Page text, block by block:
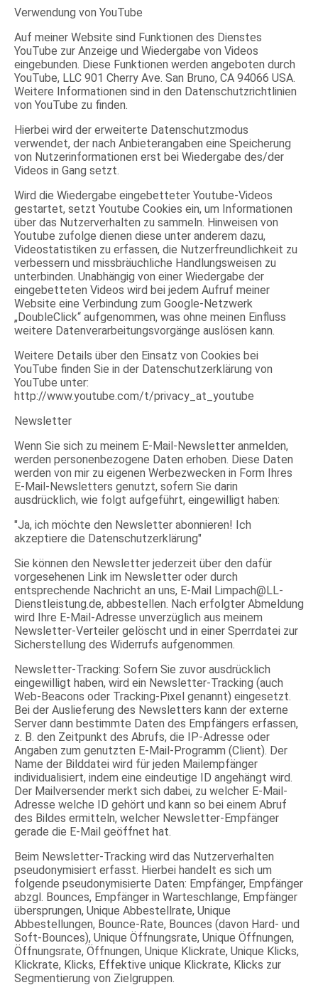
Verwendung von YouTube
Auf meiner Website sind Funktionen des Dienstes
YouTube zur Anzeige und Wiedergabe von Videos
eingebunden. Diese Funktionen werden angeboten durch
YouTube, LLC 901 Cherry Ave. San Bruno, CA 94066 USA.
Weitere Informationen sind in den Datenschutzrichtlinien
von YouTube zu finden.
Hierbei wird der erweiterte Datenschutzmodus
verwendet, der nach Anbieterangaben eine Speicherung
von Nutzerinformationen erst bei Wiedergabe des/der
Videos in Gang setzt.
Wird die Wiedergabe eingebetteter Youtube-Videos
gestartet, setzt Youtube Cookies ein, um Informationen
über das Nutzerverhalten zu sammeln. Hinweisen von
Youtube zufolge dienen diese unter anderem dazu,
Videostatistiken zu erfassen, die Nutzerfreundlichkeit zu
verbessern und missbräuchliche Handlungsweisen zu
unterbinden. Unabhängig von einer Wiedergabe der
eingebetteten Videos wird bei jedem Aufruf meiner
Website eine Verbindung zum Google-Netzwerk
„DoubleClick“ aufgenommen, was ohne meinen Einfluss
weitere Datenverarbeitungsvorgänge auslösen kann.
Weitere Details über den Einsatz von Cookies bei
YouTube finden Sie in der Datenschutzerklärung von
YouTube unter:
http://www.youtube.com/t/privacy_at_youtube
Newsletter
Wenn Sie sich zu meinem E-Mail-Newsletter anmelden,
werden personenbezogene Daten erhoben. Diese Daten
werden von mir zu eigenen Werbezwecken in Form Ihres
E-Mail-Newsletters genutzt, sofern Sie darin
ausdrücklich, wie folgt aufgeführt, eingewilligt haben:
"Ja, ich möchte den Newsletter abonnieren! Ich
akzeptiere die Datenschutzerklärung"
Sie können den Newsletter jederzeit über den dafür
vorgesehenen Link im Newsletter oder durch
entsprechende Nachricht an uns, E-Mail Limpach@LL-
Dienstleistung.de, abbestellen. Nach erfolgter Abmeldung
wird Ihre E-Mail-Adresse unverzüglich aus meinem
Newsletter-Verteiler gelöscht und in einer Sperrdatei zur
Sicherstellung des Widerrufs aufgenommen.
Newsletter-Tracking: Sofern Sie zuvor ausdrücklich
eingewilligt haben, wird ein Newsletter-Tracking (auch
Web-Beacons oder Tracking-Pixel genannt) eingesetzt.
Bei der Auslieferung des Newsletters kann der externe
Server dann bestimmte Daten des Empfängers erfassen,
z. B. den Zeitpunkt des Abrufs, die IP-Adresse oder
Angaben zum genutzten E-Mail-Programm (Client). Der
Name der Bilddatei wird für jeden Mailempfänger
individualisiert, indem eine eindeutige ID angehängt wird.
Der Mailversender merkt sich dabei, zu welcher E-Mail-
Adresse welche ID gehört und kann so bei einem Abruf
des Bildes ermitteln, welcher Newsletter-Empfänger
gerade die E-Mail geöffnet hat.
Beim Newsletter-Tracking wird das Nutzerverhalten
pseudonymisiert erfasst. Hierbei handelt es sich um
folgende pseudonymisierte Daten: Empfänger, Empfänger
abzgl. Bounces, Empfänger in Warteschlange, Empfänger
übersprungen, Unique Abbestellrate, Unique
Abbestellungen, Bounce-Rate, Bounces (davon Hard- und
Soft-Bounces), Unique Öffnungsrate, Unique Öffnungen,
Öffnungsrate, Öffnungen, Unique Klickrate, Unique Klicks,
Klickrate, Klicks, Effektive unique Klickrate, Klicks zur
Segmentierung von Zielgruppen.